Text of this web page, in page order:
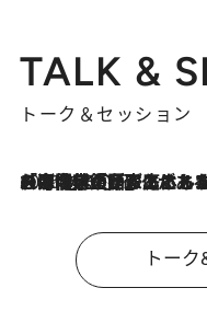
TALK &
トーク＆セッション
2026.8.3
「今後値上げがあるとすれば…」「リスクがあるのは今年の冬」エネルギー専門家が語る、ホルムズ海峡封鎖が家庭にもたらす“ある心配”
トー